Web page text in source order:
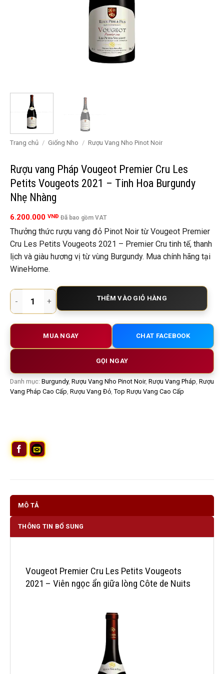
Trang chủ / Giống Nho / Rượu Vang Nho Pinot Noir
Rượu vang Pháp Vougeot Premier Cru Les
Petits Vougeots 2021 – Tinh Hoa Burgundy
Nhẹ Nhàng
6.200.000 VNĐ Đã bao gồm VAT
Thưởng thức rượu vang đỏ Pinot Noir từ Vougeot Premier
Cru Les Petits Vougeots 2021 – Premier Cru tinh tế, thanh
lịch và giàu hương vị từ vùng Burgundy. Mua chính hãng tại
WineHome.
Rượu vang Pháp Vougeot Premier Cru Les Petits Vougeots
THÊM VÀO GIỎ HÀNG
MUA NGAY CHAT FACEBOOK
GỌI NGAY
Danh mục: Burgundy, Rượu Vang Nho Pinot Noir, Rượu Vang Pháp Rượu
Vang Pháp Cao Cấp Rượu Vang Đỏ Top Rượu Vang Cao Cấp
MÔ TẢ
THÔNG TIN BỔ SUNG
Vougeot Premier Cru Les Petits Vougeots
2021 – Viên ngọc ẩn giữa lòng Côte de Nuits